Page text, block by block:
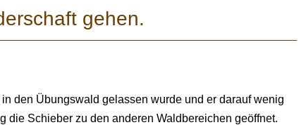
gehen.
den Übungswald gelassen wurde und er darauf wenig
die Schieber zu den anderen Waldbereichen geöffnet.